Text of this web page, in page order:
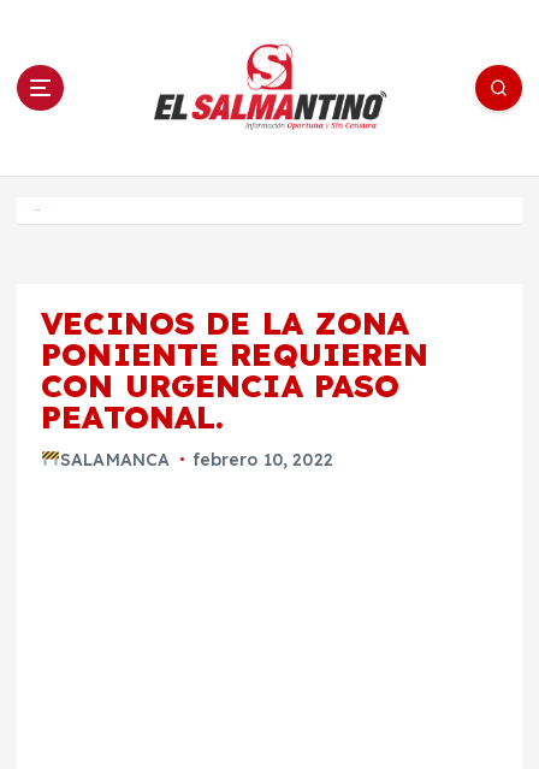
n El Salmantino - medios/noticias/editorial
VECINOS DE LA ZONA
PONIENTE REQUIEREN
CON URGENCIA PASO
PEATONAL.
SALAMANCA febrero 10, 2022